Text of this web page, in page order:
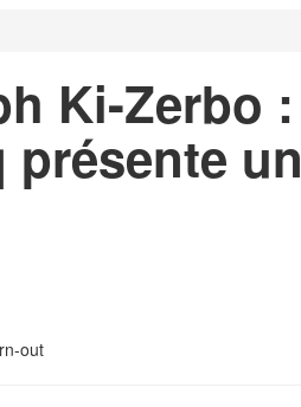
Ki-Zerbo
un